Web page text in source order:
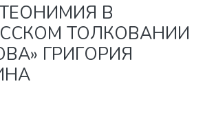
В
ТОЛКОВАНИИ
ГРИГОРИЯ